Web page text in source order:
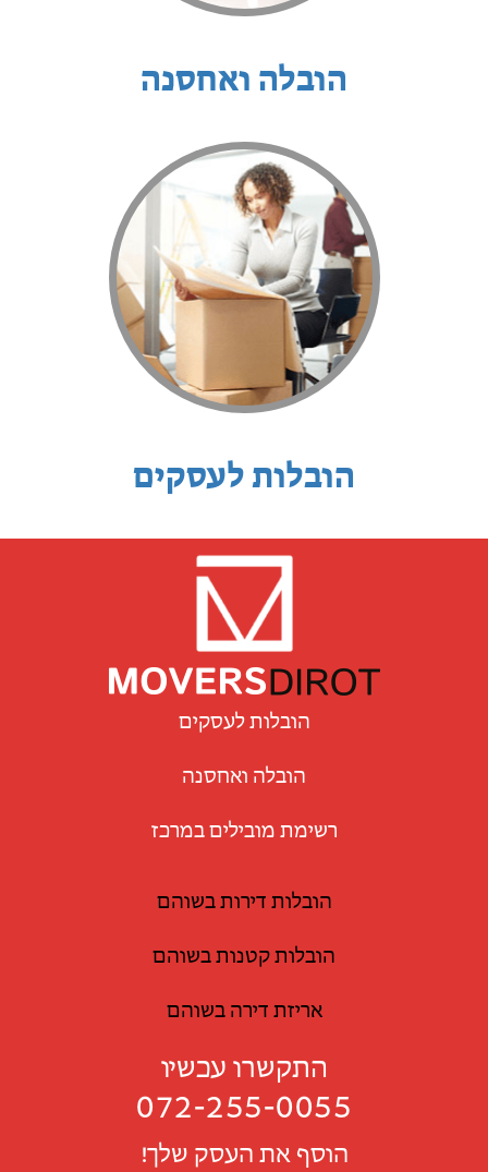
הובלה ואחסנה
הובלות לעסקים
הובלות לעסקים
הובלה ואחסנה
רשימת מובילים במרכז
הובלות דירות בשוהם
הובלות קטנות בשוהם
אריזת דירה בשוהם
התקשרו עכשיו
072-255-0055
הוסף את העסק שלך!